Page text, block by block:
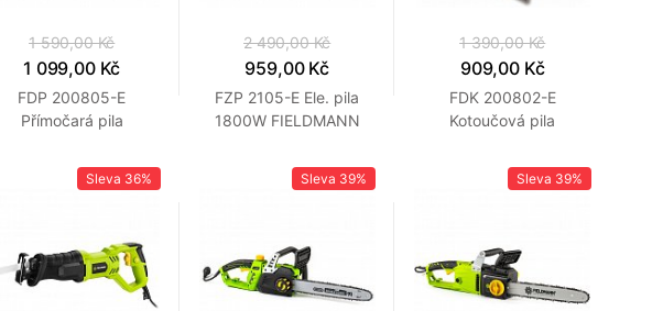
1 590,00 Kč
1 099,00 Kč
FDP 200805-E
Přímočará pila
2 490,00 Kč
959,00 Kč
FZP 2105-E Ele. pila
1800W FIELDMANN
1 390,00 Kč
909,00 Kč
FDK 200802-E
Kotoučová pila
Sleva 36% Sleva 39% Sleva 39%